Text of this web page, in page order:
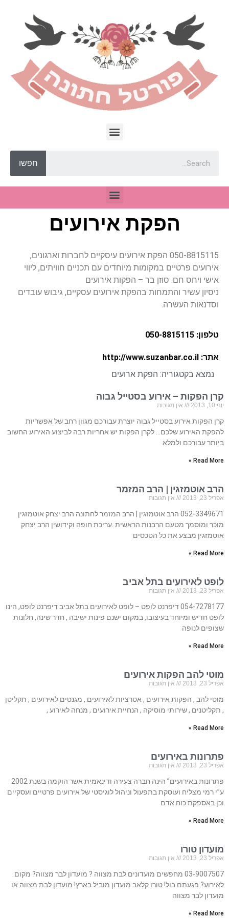
חפשו
הפקת אירועים
050-8815115 הפקת אירועים עיסקיים לחברות וארגונים,
אירועים פרטיים במקומות מיוחדים עם תכניים חוויתים, ליווי
אישי ויחס חם. סוזן בר – הפקות אירועים
ניסיון עשיר והתמחות בהפקת אירועים עסקיים, גיבוש עובדים
וסדנאות העשרה.
טלפון: 050-8815115
אתר: http://www.suzanbar.co.il
נמצא בקטגוריה: הפקת ארועים
קרן הפקות – אירוע בסטייל גבוה
יוני 10, 2013 אין תגובות
קרן הפקות אירוע בסטייל גבוה יוצרת עבורכם מגוון רחב של אפשריות
להפקת האירוע שלכם… לקרן הפקות יש אחריות רבה לביצוע האירוע החשוב
ביותר עבורכם ולמלא
Read More »
הרב אוטמזגין | הרב המזמר
אפריל 23, 2013 אין תגובות
052-3349671 הרב אוטמזגין | הרב המזמר לחתונה הרב יצחק אוטמזגין
מוכר ומוסמך מטעם הרבנות הראשית .עריכת חופה וקידושין הרב יצחק
אוטמזגין מבצע את כל הטכסים
Read More »
לופט לאירועים בתל אביב
אפריל 23, 2013 אין תגובות
054-7278177 דיפרנט לופט – לופט לאירועים בתל אביב דיפרנט לופט, הינו
לופט חדיש ומיוחד בעיצובו, במקום ישנם פינות ישיבה , חדר שינה, חלונות
שצופים לנופה
Read More »
מוטי להב הפקות אירועים
אפריל 23, 2013 אין תגובות
מוטי להב , הפקות אירועים , אטרציות לאירועים , מגנטים לאירועים , תקליטן
, תקליטנים , שירותי מוסיקה , הנחיית אירועים , מנחה לאירוע ,
Read More »
פתרונות באירועים
אפריל 23, 2013 אין תגובות
פתרונות באירועים” הינה חברה צעירה ודינאמית אשר הוקמה בשנת 2002
ע”י רמי מצליח ועוסקת בתפעול וניהול לוגיסטי של אירועים פרטיים ועסקיים
וכן באספקת כוח אדם
Read More »
מועדון טורו
אפריל 23, 2013 אין תגובות
03-9007507 מחפשים מועדונים לבת מצווה ? מועדון לבר מצווה? מקום
לאירוע? פגעתם בול! טורו קלאב מועדון מוביל בארץ! מועדון לבת מצווה או
מועדון לבר מצווה
Read More »